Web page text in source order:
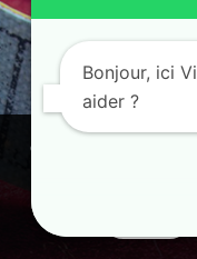
© 2025 AU FILS
Ce site utilise des
Bonjour, ici
aider ?